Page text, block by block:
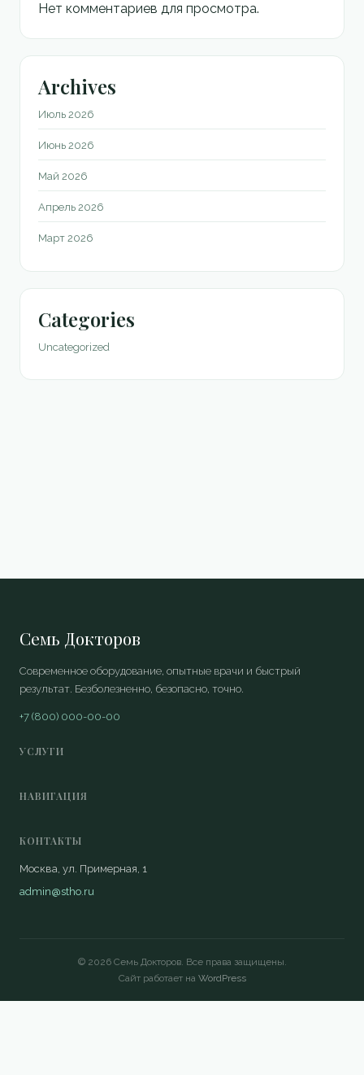
Нет комментариев для просмотра.
Archives
Июль 2026
Июнь 2026
Май 2026
Апрель 2026
Март 2026
Categories
Uncategorized
Семь Докторов
Современное оборудование, опытные врачи и быстрый
результат. Безболезненно, безопасно, точно.
+7 (800) 000-00-00
УСЛУГИ
НАВИГАЦИЯ
КОНТАКТЫ
Москва, ул. Примерная, 1
admin@stho.ru
© 2026 Семь Докторов. Все права защищены.
Сайт работает на WordPress